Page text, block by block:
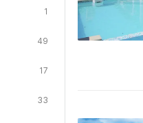
1
49
17
33